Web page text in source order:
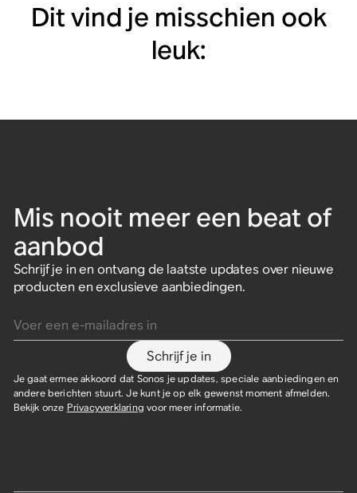
Dit vind je misschien ook
leuk:
Installatie vereist
Era 100 Pro
Verzending 25-8
Amp Multi rackbeugel
Verzending 25-8
Amp Multi
voor professionele
installaties.
Grilles voor Outdoor-
speakers
Sonos Architectural door
€ 59
Grilles voor In-Wall-
speakers
Sonos Architectural door
Vierkante grilles voor In-
Ceiling-speakers
Sonos Architectural door
Mis nooit meer een beat of
aanbod
Schrijf je in en ontvang de laatste updates over nieuwe
producten en exclusieve aanbiedingen.
Schrijf je in
Je gaat ermee akkoord dat Sonos je updates, speciale aanbiedingen en
andere berichten stuurt. Je kunt je op elk gewenst moment afmelden.
Bekijk onze Privacyverklaring voor meer informatie.